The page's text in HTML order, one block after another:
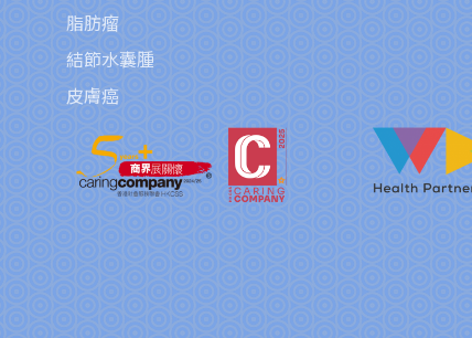
脂肪瘤
結節水囊腫
皮膚癌